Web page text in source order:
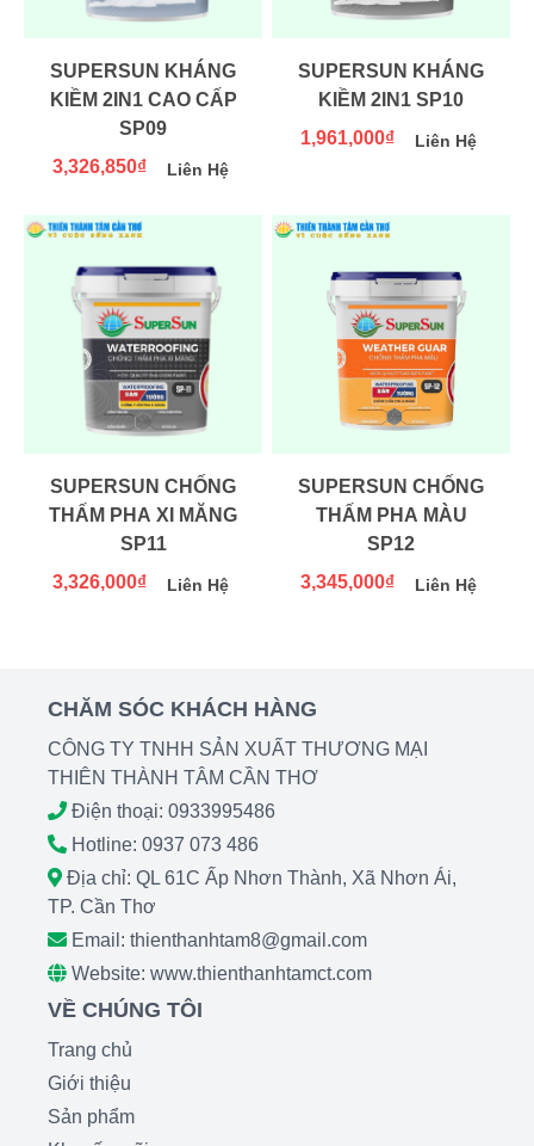
SUPERSUN KHÁNG
KIỀM 2IN1 CAO CẤP
SP09
3,326,850₫
Liên Hệ
SUPERSUN KHÁNG
KIỀM 2IN1 SP10
1,961,000₫
Liên Hệ
SUPERSUN CHỐNG
THẤM PHA XI MĂNG
SP11
3,326,000₫
Liên Hệ
SUPERSUN CHỐNG
THẤM PHA MÀU
SP12
3,345,000₫
Liên Hệ
CHĂM SÓC KHÁCH HÀNG
CÔNG TY TNHH SẢN XUẤT THƯƠNG MẠI
THIÊN THÀNH TÂM CẦN THƠ
Điện thoại: 0933995486
Hotline: 0937 073 486
Địa chỉ: QL 61C Ấp Nhơn Thành, Xã Nhơn Ái,
TP. Cần Thơ
Email: thienthanhtam8@gmail.com
Website: www.thienthanhtamct.com
VỀ CHÚNG TÔI
Trang chủ
Giới thiệu
Sản phẩm